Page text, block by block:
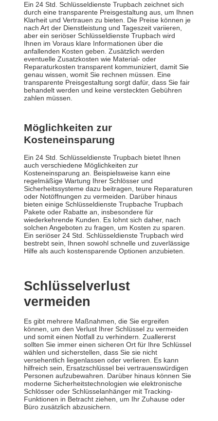
Ein 24 Std. Schlüsseldienste Trupbach zeichnet sich
durch eine transparente Preisgestaltung aus, um Ihnen
Klarheit und Vertrauen zu bieten. Die Preise können je
nach Art der Dienstleistung und Tageszeit variieren,
aber ein seriöser Schlüsseldienste Trupbach wird
Ihnen im Voraus klare Informationen über die
anfallenden Kosten geben. Zusätzlich werden
eventuelle Zusatzkosten wie Material- oder
Reparaturkosten transparent kommuniziert, damit Sie
genau wissen, womit Sie rechnen müssen. Eine
transparente Preisgestaltung sorgt dafür, dass Sie fair
behandelt werden und keine versteckten Gebühren
zahlen müssen.
Möglichkeiten zur
Kosteneinsparung
Ein 24 Std. Schlüsseldienste Trupbach bietet Ihnen
auch verschiedene Möglichkeiten zur
Kosteneinsparung an. Beispielsweise kann eine
regelmäßige Wartung Ihrer Schlösser und
Sicherheitssysteme dazu beitragen, teure Reparaturen
oder Notöffnungen zu vermeiden. Darüber hinaus
bieten einige Schlüsseldienste Trupbache Trupbach
Pakete oder Rabatte an, insbesondere für
wiederkehrende Kunden. Es lohnt sich daher, nach
solchen Angeboten zu fragen, um Kosten zu sparen.
Ein seriöser 24 Std. Schlüsseldienste Trupbach wird
bestrebt sein, Ihnen sowohl schnelle und zuverlässige
Hilfe als auch kostensparende Optionen anzubieten.
Schlüsselverlust
vermeiden
Es gibt mehrere Maßnahmen, die Sie ergreifen
können, um den Verlust Ihrer Schlüssel zu vermeiden
und somit einen Notfall zu verhindern. Zuallererst
sollten Sie immer einen sicheren Ort für Ihre Schlüssel
wählen und sicherstellen, dass Sie sie nicht
versehentlich liegenlassen oder verlieren. Es kann
hilfreich sein, Ersatzschlüssel bei vertrauenswürdigen
Personen aufzubewahren. Darüber hinaus können Sie
moderne Sicherheitstechnologien wie elektronische
Schlösser oder Schlüsselanhänger mit Tracking-
Funktionen in Betracht ziehen, um Ihr Zuhause oder
Büro zusätzlich abzusichern.